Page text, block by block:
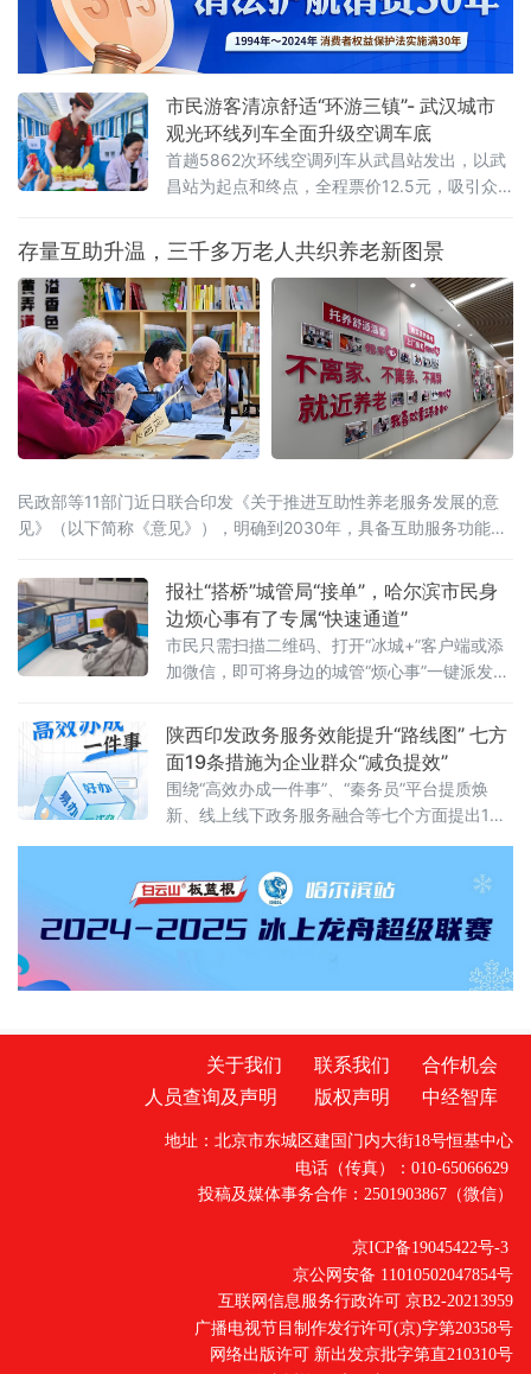
准化、规范化、便利化新阶段。从“单打独
斗”到“集成服务”，统一标尺破除部门壁垒近年
来，各地政务服务中心纷纷布设自助终端设备
市民游客清凉舒适“环游三镇”- 武汉城市
观光环线列车全面升级空调车底
首趟5862次环线空调列车从武昌站发出，以武
昌站为起点和终点，全程票价12.5元，吸引众
后的环线空调列车在武昌站一站台整装待发，
不少旅客纷纷拍照留念。随着武汉进入夏季
存量互助升温，三千多万老人共织养老新图景
民政部等11部门近日联合印发《关于推进互助性养老服务发展的意
见》（以下简称《意见》），明确到2030年，具备互助服务功能的
老年人探访关爱服务工作机制全面建立，互助性养老服务广泛开
展，服务可持续性明显增强。这是我国首次在全国层面就互助性养
老服务发展作出系统性、总体性部署。与之同步发布的数据显示，
我国60岁以
报社“搭桥”城管局“接单”，哈尔滨市民身
边烦心事有了专属“快速通道”
市民只需扫描二维码、打开“冰城+”客户端或添
加微信，即可将身边的城管“烦心事”一键派发至
陕西印发政务服务效能提升“路线图” 七方
面19条措施为企业群众“减负提效”
围绕“高效办成一件事”、“秦务员”平台提质焕
新、线上线下政务服务融合等七个方面提出19
定清晰“路线图”。《若干措施》明确，2026年
分批次完成600个高频政务服务事项标准化梳
理，2027年完成全部政务服务事项标准化梳
理；2026年内实现学历学位、人口户
关于我们 联系我们
合作机会
人员查询及声明
版权声明 中经智库
地址：北京市东城区建国门内大街18号恒基中心
电话（传真）：010-65066629
投稿及媒体事务合作：2501903867（微信）
京ICP备19045422号-3
京公网安备 11010502047854号
互联网信息服务行政许可 京B2-20213959
广播电视节目制作发行许可(京)字第20358号
网络出版许可 新出发京批字第直210310号